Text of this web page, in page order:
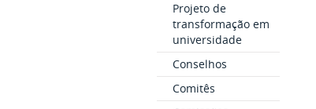
Projeto de
transformação em
universidade
Conselhos
Comitês